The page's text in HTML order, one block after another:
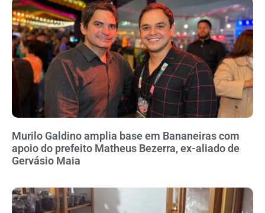
Murilo Galdino amplia base em Bananeiras com
apoio do prefeito Matheus Bezerra, ex-aliado de
Gervásio Maia